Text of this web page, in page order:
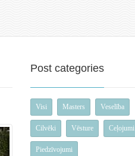
Post categories
Visi Masters Veselība
Cilvēki Vēsture Ceļojumi
Piedzīvojumi